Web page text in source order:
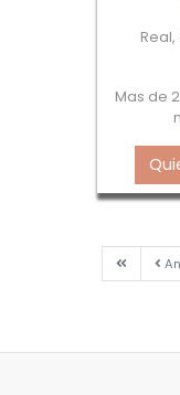
Real,
Mas de
Primera